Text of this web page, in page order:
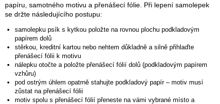
papíru, samotného motivu a přenášecí fólie. Při lepení samolepek
se držte následujícího postupu:
samolepku psík s kytkou položte na rovnou plochu podkladovým
papírem dolů
stěrkou, kreditní kartou nebo nehtem důkladně a silně přihlaďte
přenášecí fólii k motivu
nálepku otočte a položte přenášecí fólií dolů (podkladovým papírem
vzhůru)
pod ostrým úhlem opatrně stahujte podkladový papír – motiv musí
zůstat na přenášecí fólii
motiv spolu s přenášecí fólií přeneste na vámi vybrané místo a